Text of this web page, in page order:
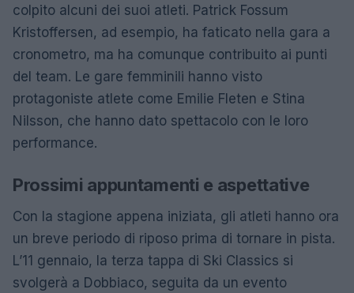
colpito alcuni dei suoi atleti. Patrick Fossum
Kristoffersen, ad esempio, ha faticato nella gara a
cronometro, ma ha comunque contribuito ai punti
del team. Le gare femminili hanno visto
protagoniste atlete come Emilie Fleten e Stina
Nilsson, che hanno dato spettacolo con le loro
performance.
Prossimi appuntamenti e aspettative
Con la stagione appena iniziata, gli atleti hanno ora
un breve periodo di riposo prima di tornare in pista.
L’11 gennaio, la terza tappa di Ski Classics si
svolgerà a Dobbiaco, seguita da un evento